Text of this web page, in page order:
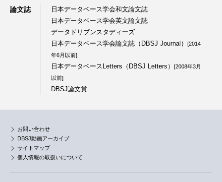
論文誌
日本データベース学会和文論文誌
日本データベース学会英文論文誌
データドリブンスタディーズ
日本データベース学会論文誌（DBSJ Journal）
[2014
年6月以前]
日本データベースLetters（DBSJ Letters）
[2008年3月
以前]
DBSJ論文賞
お問い合わせ
DBSJ動画アーカイブ
サイトマップ
個人情報の取扱いについて